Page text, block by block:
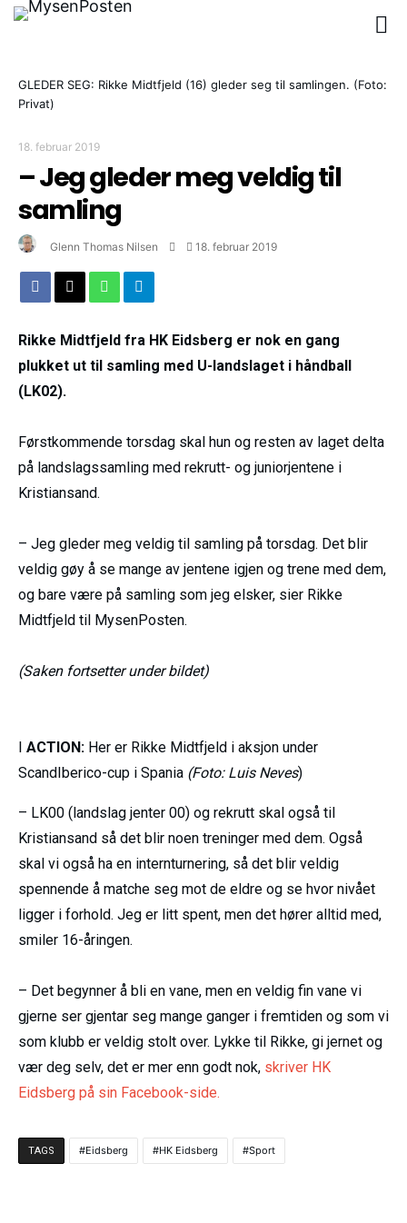
GLEDER SEG: Rikke Midtfjeld (16) gleder seg til samlingen. (Foto:
Privat)
18. februar 2019
– Jeg gleder meg veldig til
samling
Glenn Thomas Nilsen 18. februar 2019
Rikke Midtfjeld fra HK Eidsberg er nok en gang
plukket ut til samling med U-landslaget i håndball
(LK02).
Førstkommende torsdag skal hun og resten av laget delta
på landslagssamling med rekrutt- og juniorjentene i
Kristiansand.
– Jeg gleder meg veldig til samling på torsdag. Det blir
veldig gøy å se mange av jentene igjen og trene med dem,
og bare være på samling som jeg elsker, sier Rikke
Midtfjeld til MysenPosten.
(Saken fortsetter under bildet)
I ACTION: Her er Rikke Midtfjeld i aksjon under
ScandIberico-cup i Spania (Foto: Luis Neves)
– LK00 (landslag jenter 00) og rekrutt skal også til
Kristiansand så det blir noen treninger med dem. Også
skal vi også ha en internturnering, så det blir veldig
spennende å matche seg mot de eldre og se hvor nivået
ligger i forhold. Jeg er litt spent, men det hører alltid med,
smiler 16-åringen.
– Det begynner å bli en vane, men en veldig fin vane vi
gjerne ser gjentar seg mange ganger i fremtiden og som vi
som klubb er veldig stolt over. Lykke til Rikke, gi jernet og
vær deg selv, det er mer enn godt nok, skriver HK
Eidsberg på sin Facebook-side.
TAGS Eidsberg HK Eidsberg Sport